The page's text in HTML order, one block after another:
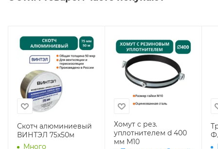
Скотч алюминиевый
ВИНТЭЛ 75х50м
Много
Хомут с рез.
уплотнителем d 400
мм М10